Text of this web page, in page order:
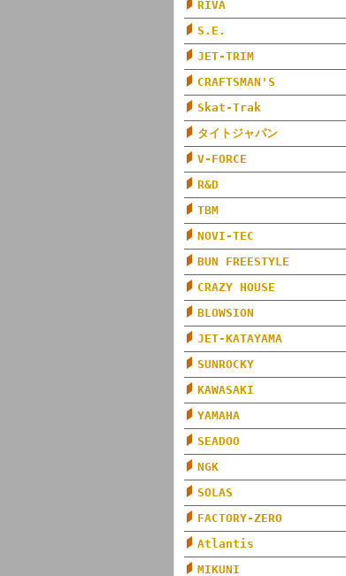
RIVA
S.E.
JET-TRIM
CRAFTSMAN'S
Skat-Trak
タイトジャパン
V-FORCE
R&D
TBM
NOVI-TEC
BUN FREESTYLE
CRAZY HOUSE
BLOWSION
JET-KATAYAMA
SUNROCKY
KAWASAKI
YAMAHA
SEADOO
NGK
SOLAS
FACTORY-ZERO
Atlantis
MIKUNI